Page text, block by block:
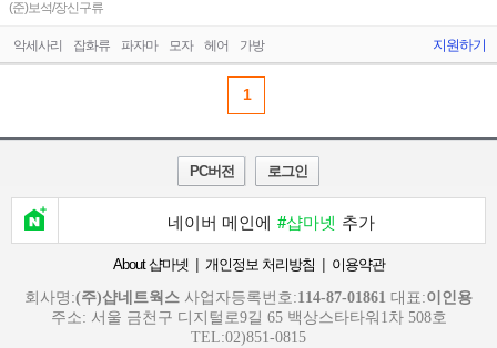
(준)보석/장신구류
악세사리 잡화류 파자마 모자 헤어 가방 지원하기
1
PC버전 로그인
네이버 메인에 #샵마넷 추가
About 샵마넷 | 개인정보 처리방침 | 이용약관
회사명:(주)샵네트웍스 사업자등록번호:114-87-01861 대표:이인용
주소: 서울 금천구 디지털로9길 65 백상스타타워1차 508호
TEL:02)851-0815